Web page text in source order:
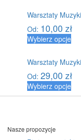
Warsztaty
Od: 10,00 zł
Wybierz opcje
Warsztaty
Od: 29,00 zł
Wybierz opcje
Nasze propozycje